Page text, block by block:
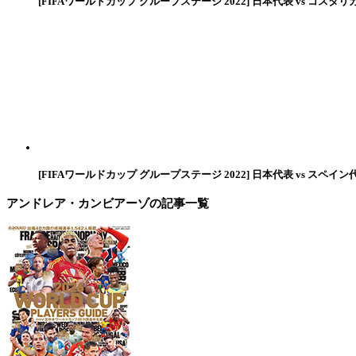
[FIFAワールドカップ グループステージ 2022] 日本代表 vs スペイン
アンドレア・カンビアーゾの記事一覧